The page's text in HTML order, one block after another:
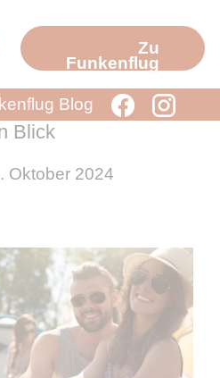
Zu
Funkenflug
Blog
Blick
Oktober 2024